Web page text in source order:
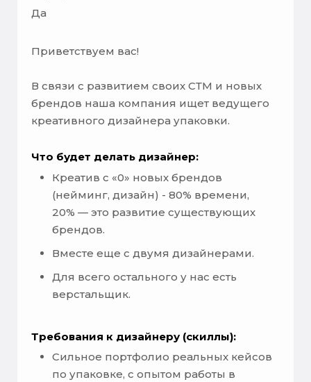
Да
Приветствуем вас!
В связи с развитием своих СТМ и новых
брендов наша компания ищет ведущего
креативного дизайнера упаковки.
Что будет делать дизайнер:
Креатив с «0» новых брендов
(нейминг, дизайн) - 80% времени,
20% — это развитие существующих
брендов.
Вместе еще с двумя дизайнерами.
Для всего остального у нас есть
верстальщик.
Требования к дизайнеру (скиллы):
Сильное портфолио реальных кейсов
по упаковке, с опытом работы в